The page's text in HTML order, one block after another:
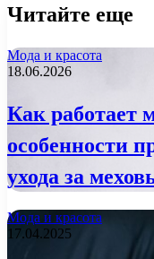
Читайте еще
Мода и красота
18.06.2026
Как работает
особенности
ухода за
Мода и красота
17.04.2025